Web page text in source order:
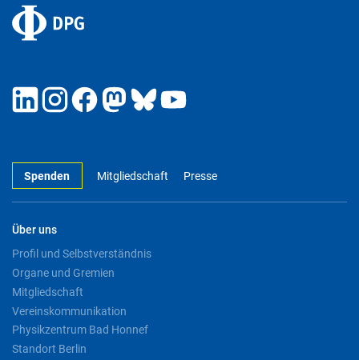
Spenden Mitgliedschaft Presse
Über uns
Profil und Selbstverständnis
Organe und Gremien
Mitgliedschaft
Vereinskommunikation
Physikzentrum Bad Honnef
Standort Berlin